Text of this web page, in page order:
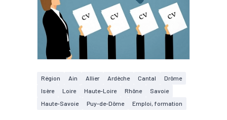
Région Ain Allier Ardèche Cantal
Drôme
Isère
Loire Haute-Loire Rhône
Savoie
Haute-Savoie
Puy-de-Dôme Emploi, formation